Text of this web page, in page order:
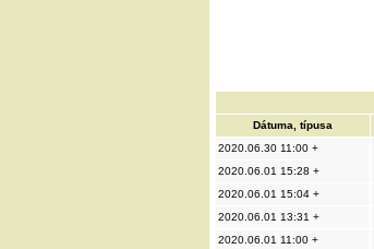
Dátuma, típusa
2020.06.30 11:00 +
2020.06.01 15:28 +
2020.06.01 15:04 +
2020.06.01 13:31 +
2020.06.01 11:00 +